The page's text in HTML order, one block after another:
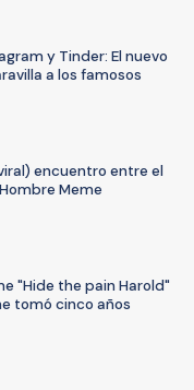
y Tinder: El nuevo
a los famosos
encuentro entre el
Meme
"Hide the pain Harold"
tomó cinco años